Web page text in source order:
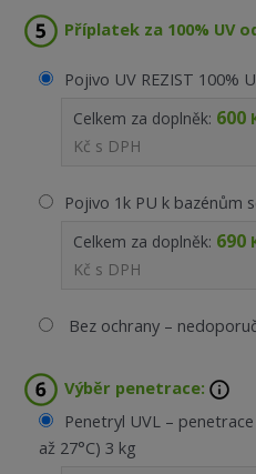
Příplatek za 100% UV
Pojivo UV REZIST 100%
Celkem za doplněk: 600
Kč s DPH
Pojivo 1k PU k bazénům
Celkem za doplněk: 690
Kč s DPH
Bez ochrany –
Výběr penetrace:
Penetryl UVL –
až 27°C) 3 kg